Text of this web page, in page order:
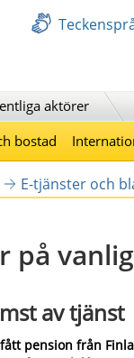
aktörer
bostad
E-tjänster och
på
av tjänst
fått pension från